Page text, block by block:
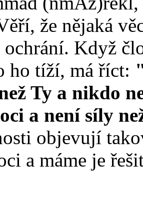
že nějaká
ochrání. Když
ho tíží, má říct:
Ty a nikdo
a není síly
objevují
a máme je